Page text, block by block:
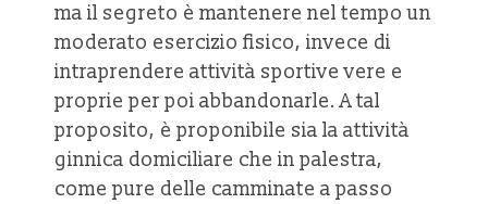
ma il segreto è mantenere nel tempo un
moderato esercizio fisico, invece di
intraprendere attività sportive vere e
proprie per poi abbandonarle. A tal
proposito, è proponibile sia la attività
ginnica domiciliare che in palestra,
come pure delle camminate a passo